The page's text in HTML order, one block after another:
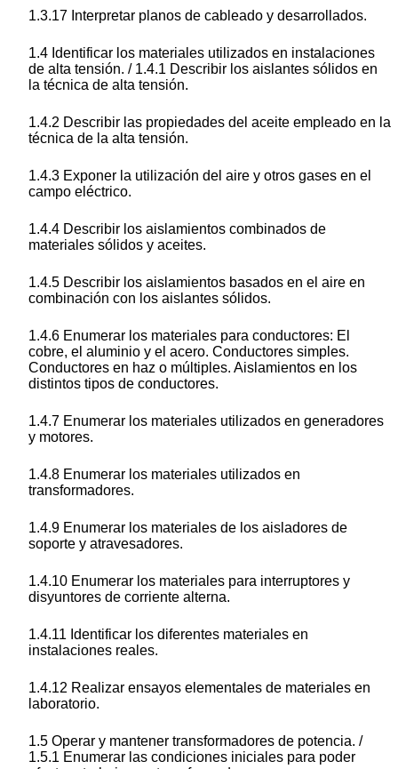
1.3.17 Interpretar planos de cableado y desarrollados.
1.4 Identificar los materiales utilizados en instalaciones
de alta tensión. / 1.4.1 Describir los aislantes sólidos en
la técnica de alta tensión.
1.4.2 Describir las propiedades del aceite empleado en la
técnica de la alta tensión.
1.4.3 Exponer la utilización del aire y otros gases en el
campo eléctrico.
1.4.4 Describir los aislamientos combinados de
materiales sólidos y aceites.
1.4.5 Describir los aislamientos basados en el aire en
combinación con los aislantes sólidos.
1.4.6 Enumerar los materiales para conductores: El
cobre, el aluminio y el acero. Conductores simples.
Conductores en haz o múltiples. Aislamientos en los
distintos tipos de conductores.
1.4.7 Enumerar los materiales utilizados en generadores
y motores.
1.4.8 Enumerar los materiales utilizados en
transformadores.
1.4.9 Enumerar los materiales de los aisladores de
soporte y atravesadores.
1.4.10 Enumerar los materiales para interruptores y
disyuntores de corriente alterna.
1.4.11 Identificar los diferentes materiales en
instalaciones reales.
1.4.12 Realizar ensayos elementales de materiales en
laboratorio.
1.5 Operar y mantener transformadores de potencia. /
1.5.1 Enumerar las condiciones iniciales para poder